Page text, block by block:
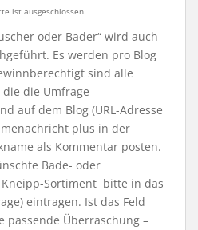
ist ausgeschlossen.
oder Bader“ wird auch
Es werden pro Blog
sind alle
die die Umfrage
auf dem Blog (URL-Adresse
plus in der
als Kommentar posten.
Bade- oder
Sortiment bitte in das
eintragen. Ist das Feld
passende Überraschung –